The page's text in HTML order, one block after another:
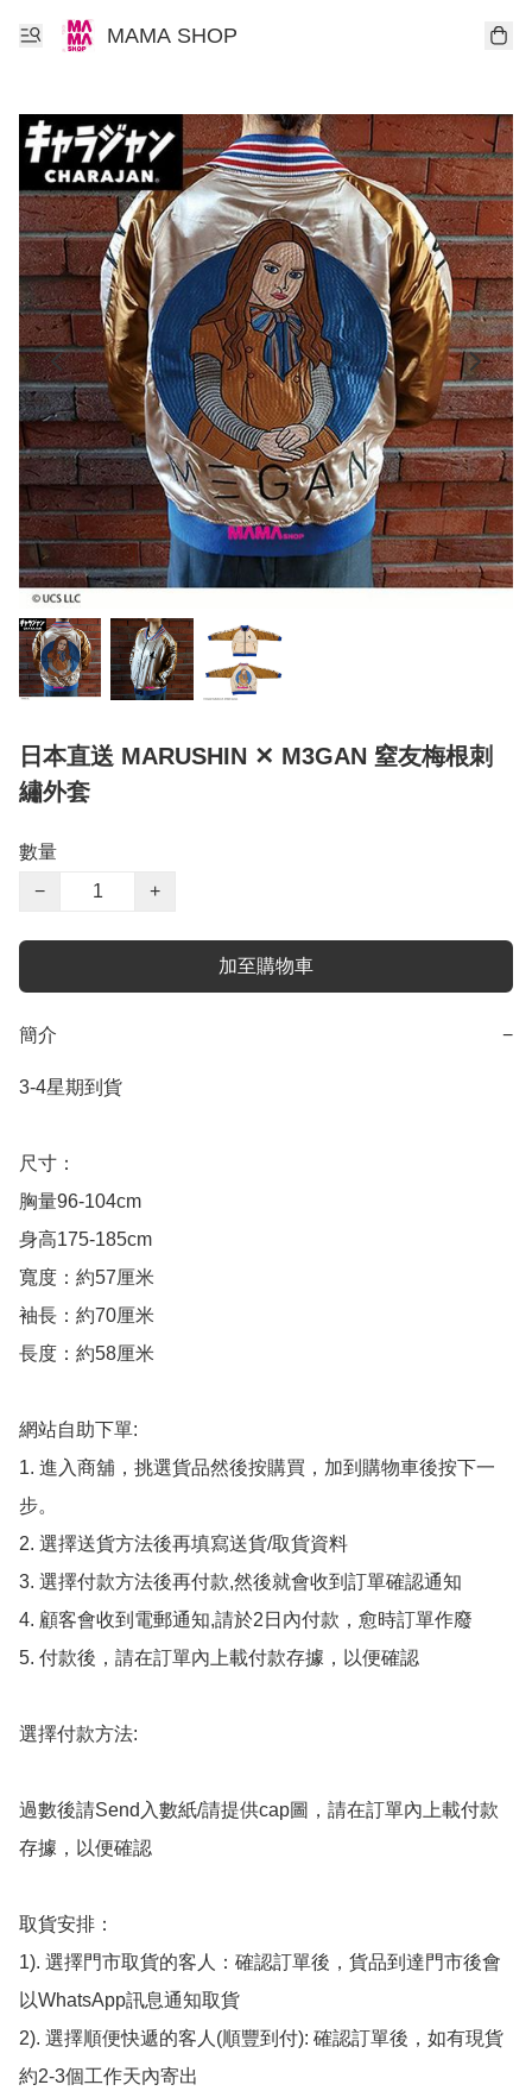
MAMA SHOP
日本直送 MARUSHIN ✕ M3GAN 窒友梅根刺
繡外套
數量
−
+
加至購物車
簡介 −
3-4星期到貨
尺寸：
胸量96-104cm
身高175-185cm
寬度：約57厘米
袖長：約70厘米
長度：約58厘米
網站自助下單:
1. 進入商舖，挑選貨品然後按購買，加到購物車後按下一
步。
2. 選擇送貨方法後再填寫送貨/取貨資料
3. 選擇付款方法後再付款,然後就會收到訂單確認通知
4. 顧客會收到電郵通知,請於2日內付款，愈時訂單作廢
5. 付款後，請在訂單內上載付款存據，以便確認
選擇付款方法:
過數後請Send入數紙/請提供cap圖，請在訂單內上載付款
存據，以便確認
取貨安排：
1). 選擇門市取貨的客人：確認訂單後，貨品到達門市後會
以WhatsApp訊息通知取貨
2). 選擇順便快遞的客人(順豐到付): 確認訂單後，如有現貨
約2-3個工作天內寄出